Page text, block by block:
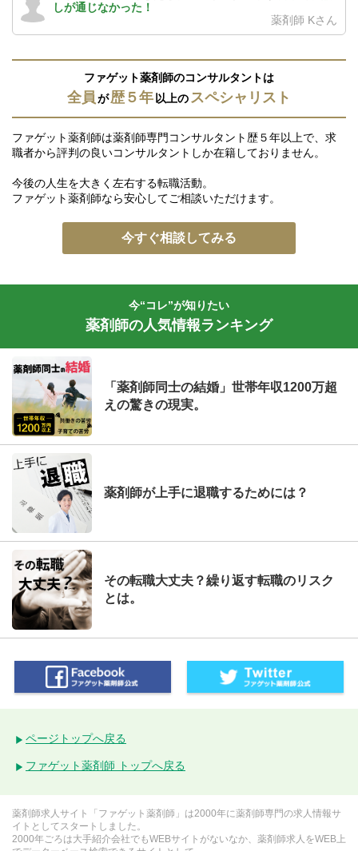
しが通じなかった！
薬剤師 Kさん
ファゲット薬剤師のコンサルタントは
全員が歴５年以上のスペシャリスト
ファゲット薬剤師は薬剤師専門コンサルタント歴５年以上で、求
職者から評判の良いコンサルタントしか在籍しておりません。
今後の人生を大きく左右する転職活動。
ファゲット薬剤師なら安心してご相談いただけます。
今すぐ相談してみる
今“コレ”が知りたい
薬剤師の人気情報ランキング
「薬剤師同士の結婚」世帯年収1200万超
えの驚きの現実。
薬剤師が上手に退職するためには？
その転職大丈夫？繰り返す転職のリスク
とは。
ページトップへ戻る
ファゲット薬剤師 トップへ戻る
薬剤師求人サイト「ファゲット薬剤師」は2000年に薬剤師専門の求人情報サ
イトとしてスタートしました。
2000年ごろは大手紹介会社でもWEBサイトがないなか、薬剤師求人をWEB上